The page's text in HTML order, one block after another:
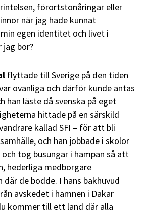
förortstonåringar eller
när jag hade kunnat
egen identitet och livet i
jag bor?
flyttade till Sverige på den tiden
ovanliga och därför kunde antas
han läste då svenska på eget
hittade på en särskild
kallad SFI – för att bli
och han jobbade i skolor
tog busungar i hampan så att
hederliga medborgare
där de bodde. I hans bakhuvud
avskedet i hamnen i Dakar
kommer till ett land där alla